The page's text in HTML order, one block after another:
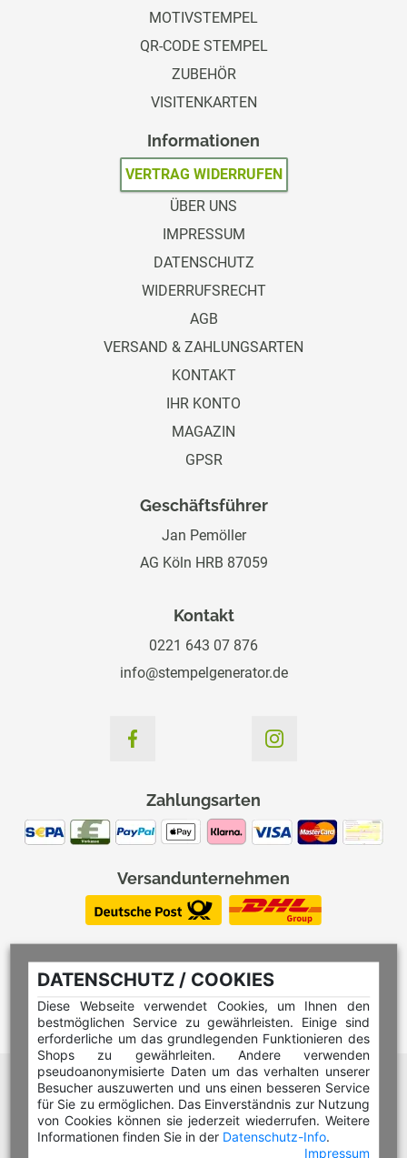
DATENSCHUTZ / COOKIES
Diese Webseite verwendet Cookies, um Ihnen den
bestmöglichen Service zu gewährleisten. Einige sind
erforderliche um das grundlegenden Funktionieren des
Shops zu gewährleiten. Andere verwenden
pseudoanonymisierte Daten um das verhalten unserer
Besucher auszuwerten und uns einen besseren Service
für Sie zu ermöglichen. Das Einverständnis zur Nutzung
von Cookies können sie jederzeit wiederrufen. Weitere
Informationen finden Sie in der Datenschutz-Info.
Impressum
MOTIVSTEMPEL
QR-CODE STEMPEL
ZUBEHÖR
VISITENKARTEN
Informationen
VERTRAG WIDERRUFEN
ÜBER UNS
IMPRESSUM
DATENSCHUTZ
WIDERRUFSRECHT
AGB
VERSAND & ZAHLUNGSARTEN
KONTAKT
IHR KONTO
MAGAZIN
GPSR
Geschäftsführer
Jan Pemöller
AG Köln HRB 87059
Kontakt
0221 643 07 876
info@stempelgenerator.de
Zahlungsarten
Versandunternehmen
Hilfe Editor
Hilfe Multicolorstempel
Hilfe Rundstempel